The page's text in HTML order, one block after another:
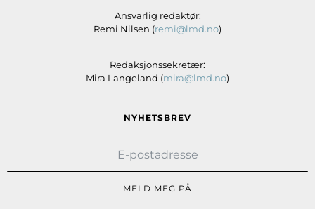
Ansvarlig redaktør:
Remi Nilsen (remi@lmd.no)
Redaksjonssekretær:
Mira Langeland (mira@lmd.no)
NYHETSBREV
MELD MEG PÅ